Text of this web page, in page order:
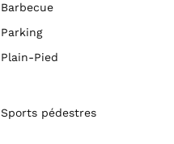
Barbecue
Parking
Plain-Pied
Sports pédestres